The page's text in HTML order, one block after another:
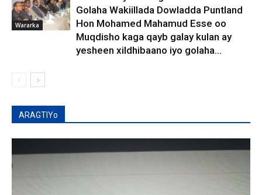
Wararka
Golaha Wakiillada Dowladda Puntland
Hon Mohamed Mahamud Esse oo
Muqdisho kaga qayb galay kulan ay
yesheen xildhibaano iyo golaha...
ARAGTIYo